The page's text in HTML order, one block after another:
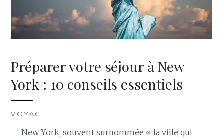
Préparer votre séjour à New
York : 10 conseils essentiels
VOYAGE
New York, souvent surnommée « la ville qui